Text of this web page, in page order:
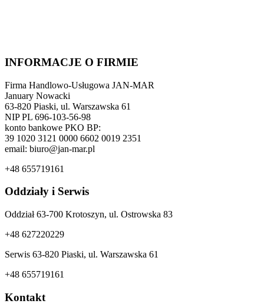
INFORMACJE O FIRMIE
Firma Handlowo-Usługowa JAN-MAR
January Nowacki
63-820 Piaski, ul. Warszawska 61
NIP PL 696-103-56-98
konto bankowe PKO BP:
39 1020 3121 0000 6602 0019 2351
email: biuro@jan-mar.pl
+48 655719161
Oddziały i Serwis
Oddział 63-700 Krotoszyn, ul. Ostrowska 83
+48 627220229
Serwis 63-820 Piaski, ul. Warszawska 61
+48 655719161
Kontakt